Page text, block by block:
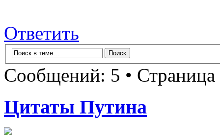
Ответить
Сообщений: 5 • Страница
Цитаты Путина